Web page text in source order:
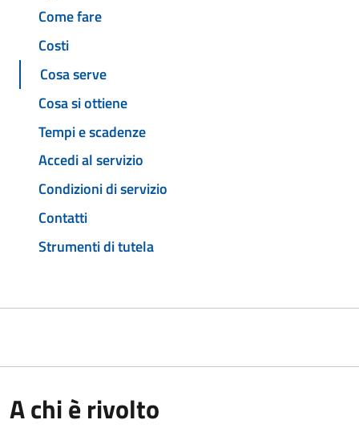
Come fare
Costi
Cosa serve
Cosa si ottiene
Tempi e scadenze
Accedi al servizio
Condizioni di servizio
Contatti
Strumenti di tutela
A chi è rivolto